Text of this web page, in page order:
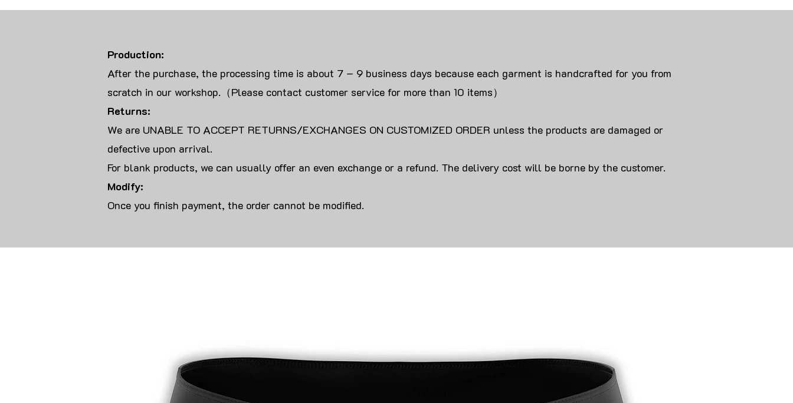
Production:
After the purchase, the processing time is about 7 – 9 business days because each garment is handcrafted for you from
scratch in our workshop.（Please contact customer service for more than 10 items）
Returns:
We are UNABLE TO ACCEPT RETURNS/EXCHANGES ON CUSTOMIZED ORDER unless the products are damaged or
defective upon arrival.
For blank products, we can usually offer an even exchange or a refund. The delivery cost will be borne by the customer.
Modify:
Once you finish payment, the order cannot be modified.